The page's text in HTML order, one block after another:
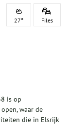
navigation
27° Files
is op
open, waar de
die in Elsrijk